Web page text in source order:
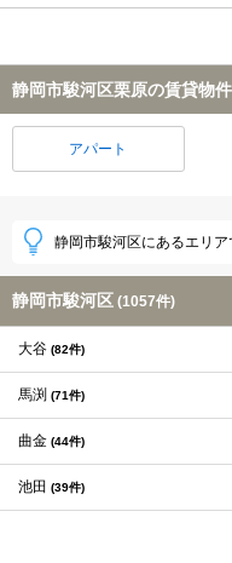
静岡市駿河区栗原の賃貸物
アパート
静岡市駿河区にあるエリア
静岡市駿河区 (1057件)
大谷 (82件)
馬渕 (71件)
曲金 (44件)
池田 (39件)